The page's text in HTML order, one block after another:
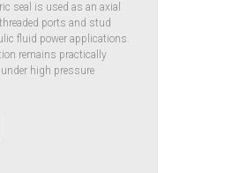
seal is used as an axial
ports and stud
fluid power applications.
remains practically
high pressure